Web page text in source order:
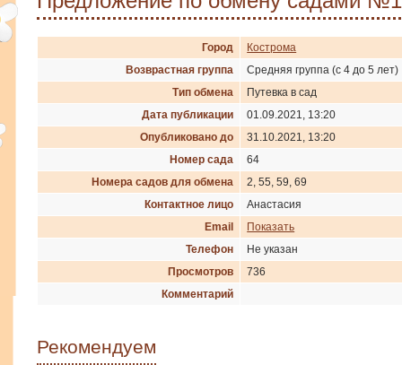
Город
Кострома
Возврастная группа
Средняя группа (с 4 до 5 лет)
Тип обмена
Путевка в сад
Дата публикации
01.09.2021, 13:20
Опубликовано до
31.10.2021, 13:20
Номер сада
64
Номера садов для обмена
2, 55, 59, 69
Контактное лицо
Анастасия
Email
Показать
Телефон
Не указан
Просмотров
736
Комментарий
Рекомендуем